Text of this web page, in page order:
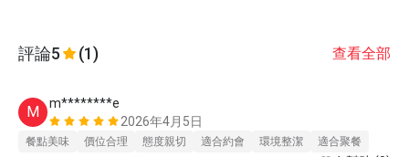
評論5 (1) 查看全部
M
m********e
2026年4月5日
餐點美味 價位合理 態度親切 適合約會 環境整潔 適合聚餐